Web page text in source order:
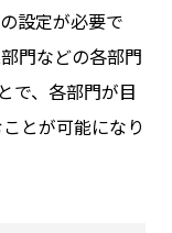
設定が必要で
門などの各部門
で、各部門が目
とが可能になり